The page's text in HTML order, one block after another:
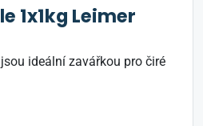
1x1kg Leimer
ideální zavářkou pro čiré